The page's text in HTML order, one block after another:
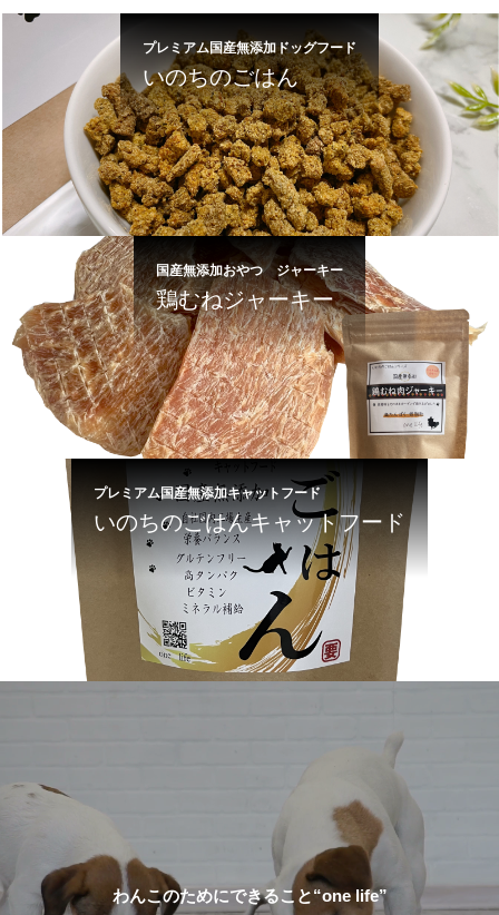
プレミアム国産無添加ドッグフード
いのちのごはん
国産無添加おやつ ジャーキー
鶏むねジャーキー
プレミアム国産無添加キャットフード
いのちのごはんキャットフード
わんこのためにできること“one life”